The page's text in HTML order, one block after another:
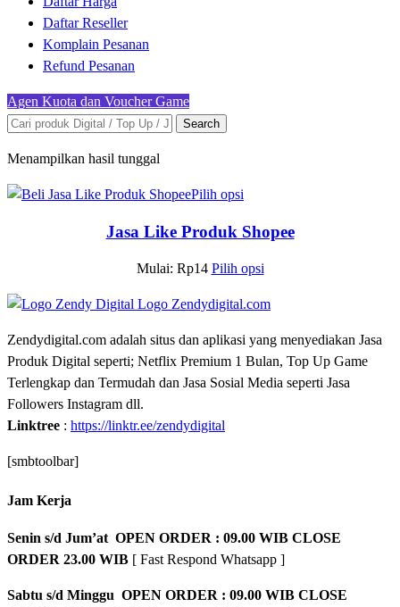
Daftar Reseller
Komplain Pesanan
Refund Pesanan
Agen Kuota dan Voucher Game
Search
Menampilkan hasil tunggal
Pilih opsi
Jasa Like Produk Shopee
Mulai: Rp14 Pilih opsi
Zendydigital.com adalah situs dan aplikasi yang menyediakan Jasa
Produk Digital seperti; Netflix Premium 1 Bulan, Top Up Game
Terlengkap dan Termudah dan Jasa Sosial Media seperti Jasa
Followers Instagram dll.
Linktree : https://linktr.ee/zendydigital
[smbtoolbar]
Jam Kerja
Senin s/d Jum’at OPEN ORDER : 09.00 WIB CLOSE
ORDER 23.00 WIB [ Fast Respond Whatsapp ]
Sabtu s/d Minggu OPEN ORDER : 09.00 WIB CLOSE